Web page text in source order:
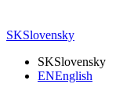
SKSlovensky
SKSlovensky
ENEnglish